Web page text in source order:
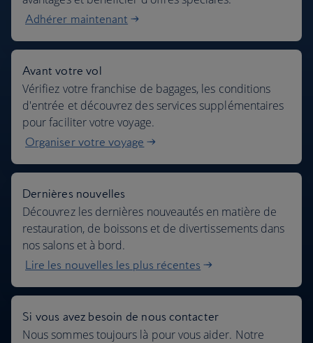
Adhérer maintenant
Avant votre vol
Vérifiez votre franchise de bagages, les conditions
d'entrée et découvrez des services supplémentaires
pour faciliter votre voyage.
Organiser votre voyage
Dernières nouvelles
Découvrez les dernières nouveautés en matière de
restauration, de boissons et de divertissements dans
nos salons et à bord.
Lire les nouvelles les plus récentes
Si vous avez besoin de nous contacter
Nous sommes toujours là pour vous aider. Notre